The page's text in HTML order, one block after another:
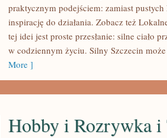
ROMANTYCZNY
praktycznym podejściem: zamiast pustych
inspirację do działania. Zobacz też
tej idei jest proste przesłanie: silne ciało
w codziennym życiu. Silny Szczecin
More ]
Hobby i Rozrywka i